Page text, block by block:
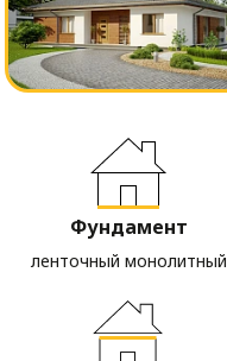
Фундамент
ленточный монолитный